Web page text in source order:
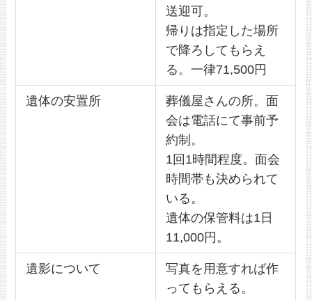
送迎可。
帰りは指定した場所
で降ろしてもらえ
る。一律71,500円
遺体の安置所
葬儀屋さんの所。面
会は電話にて事前予
約制。
1回1時間程度。面会
時間帯も決められて
いる。
遺体の保管料は1日
11,000円。
遺影について
写真を用意すれば作
ってもらえる。